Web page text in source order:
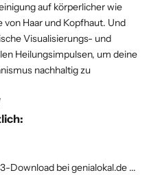
auf körperlicher wie
Haar und Kopfhaut. Und
Visualisierungs- und
Heilungsimpulsen, um deine
nachhaltig zu
Download bei genialokal.de ...